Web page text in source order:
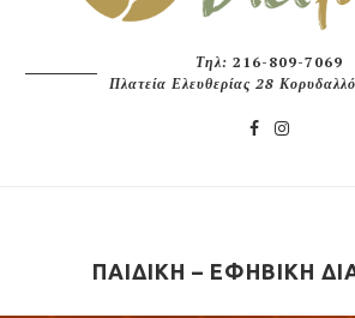
Τηλ: 216-809-7069
Πλατεία Ελευθερίας 28
ΠΑΙΔΙΚΉ – ΕΦΗΒΙΚΉ